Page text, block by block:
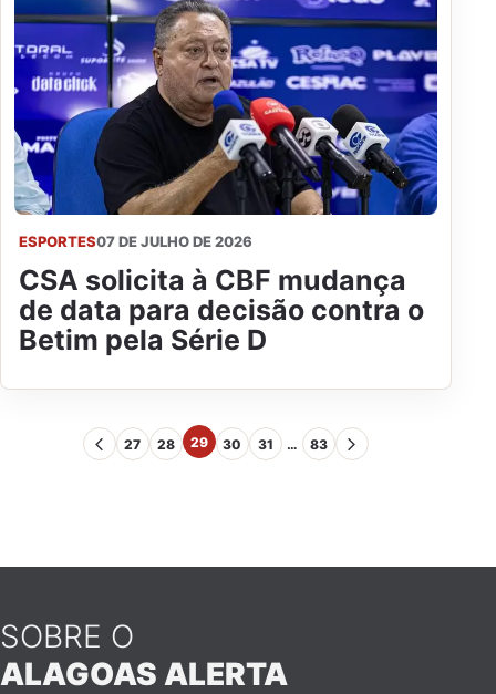
ESPORTES07 DE JULHO DE 2026
CSA solicita à CBF mudança
de data para decisão contra o
Betim pela Série D
27 28 29 30 31 … 83
SOBRE O
ALAGOAS ALERTA